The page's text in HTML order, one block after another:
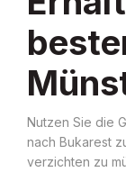
Nutzen Sie die
nach Bukarest
verzichten zu